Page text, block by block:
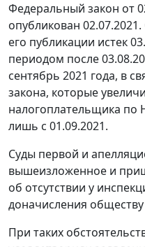
Федеральный закон от
опубликован
его публикации истек
периодом после
сентябрь 2021 года, в
закона, которые
налогоплательщика
лишь с 01.09.2021.
Суды первой и
вышеизложенное и
об отсутствии у
доначисления
При таких